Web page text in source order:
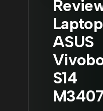
Laptop
ASUS
S14